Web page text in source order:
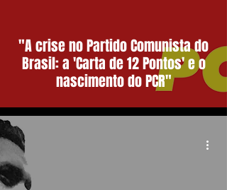
"A crise no Partido Comunista do
Brasil: a 'Carta de 12 Pontos' e o
nascimento do PCR"